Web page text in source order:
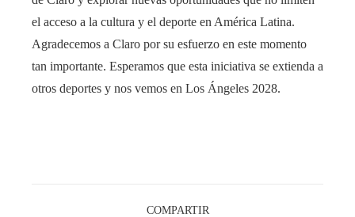
el acceso a la cultura y el deporte en América Latina.
Agradecemos a Claro por su esfuerzo en este momento
tan importante. Esperamos que esta iniciativa se extienda a
otros deportes y nos vemos en Los Ángeles 2028.
COMPARTIR